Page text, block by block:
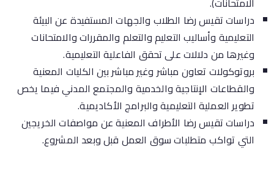
دراسات تقيس رضا الطلاب والجهات المستفيدة عن البيئة
التعليمية وأساليب التعليم والتعلم والمقررات والامتحانات
وغيرها من دلالات على تحقق الفاعلية التعليمية.
بروتوكولات تعاون مباشر وغير مباشر بين الكليات المعنية
والقطاعات الإنتاجية والخدمية والمجتمع المدني فيما يخص
تطوير العملية التعليمية والبرامج الأكاديمية.
دراسات تقيس رضا الأطراف المعنية عن مواصفات الخريجين
التي تواكب متطلبات سوق العمل قبل وبعد المشروع.